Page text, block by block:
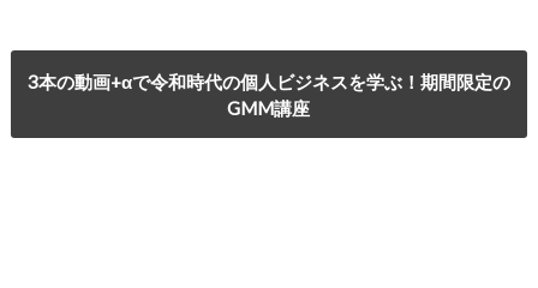
3本の動画+αで令和時代の個人ビジネスを学ぶ！期間限定の
GMM講座